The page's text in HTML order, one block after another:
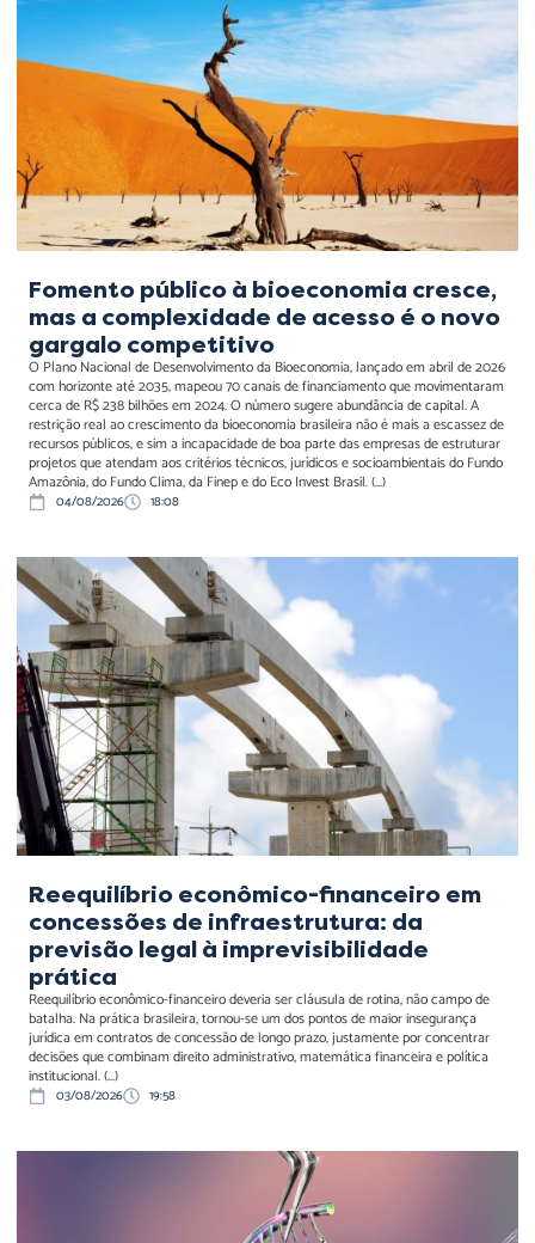
bioeconomia cresce, mas a
complexidade de acesso é
o novo gargalo
competitivo
Fomento público à bioeconomia cresce,
mas a complexidade de acesso é o novo
gargalo competitivo
O Plano Nacional de Desenvolvimento da Bioeconomia, lançado em abril de 2026
com horizonte até 2035, mapeou 70 canais de financiamento que movimentaram
cerca de R$ 238 bilhões em 2024. O número sugere abundância de capital. A
restrição real ao crescimento da bioeconomia brasileira não é mais a escassez de
recursos públicos, e sim a incapacidade de boa parte das empresas de estruturar
projetos que atendam aos critérios técnicos, jurídicos e socioambientais do Fundo
Amazônia, do Fundo Clima, da Finep e do Eco Invest Brasil. (...)
04/08/2026 18:08
Reequilíbrio econômico-
financeiro em concessões
de infraestrutura: da
previsão legal à
imprevisibilidade prática
Reequilíbrio econômico-financeiro em
concessões de infraestrutura: da
previsão legal à imprevisibilidade
prática
Reequilíbrio econômico-financeiro deveria ser cláusula de rotina, não campo de
batalha. Na prática brasileira, tornou-se um dos pontos de maior insegurança
jurídica em contratos de concessão de longo prazo, justamente por concentrar
decisões que combinam direito administrativo, matemática financeira e política
institucional. (...)
03/08/2026 19:58
Após aprovação da UE em
junho, vantagem